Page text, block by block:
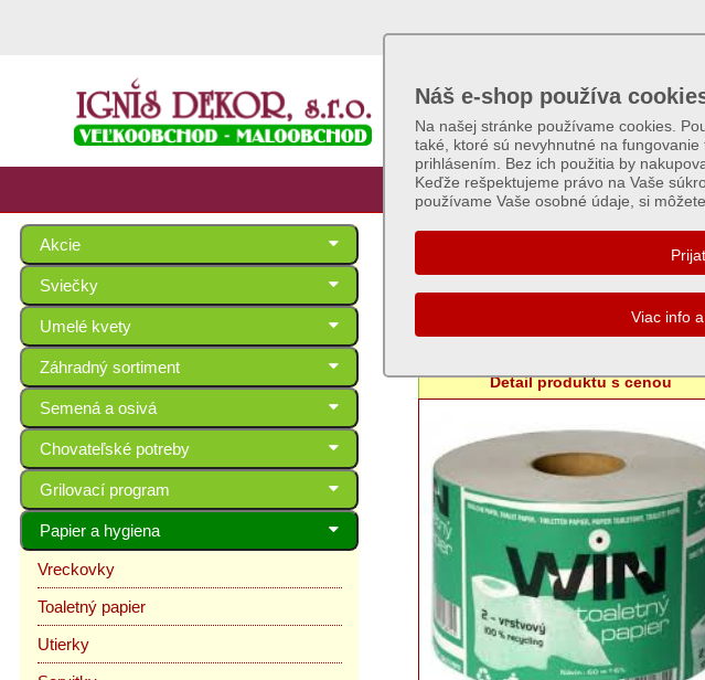
Náš e-shop používa
Na našej stránke používame cookies.
také, ktoré sú nevyhnutné na
prihlásením. Bez ich použitia by
Keďže rešpektujeme právo na Vaše
používame Vaše osobné údaje, si
Akcie
Sviečky
Umelé kvety
Záhradný sortiment
Semená a osivá
Chovateľské potreby
Grilovací program
Papier a hygiena
Vreckovky
Toaletný papier
Utierky
Detail produktu s cenou